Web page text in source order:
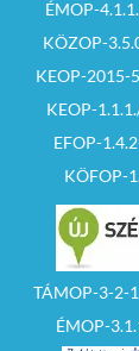
ÉMOP-
KÖZOP-
KEOP-2015-
KEOP-
EFOP-
KÖFOP-
TÁMOP-3-2-
ÉMOP-